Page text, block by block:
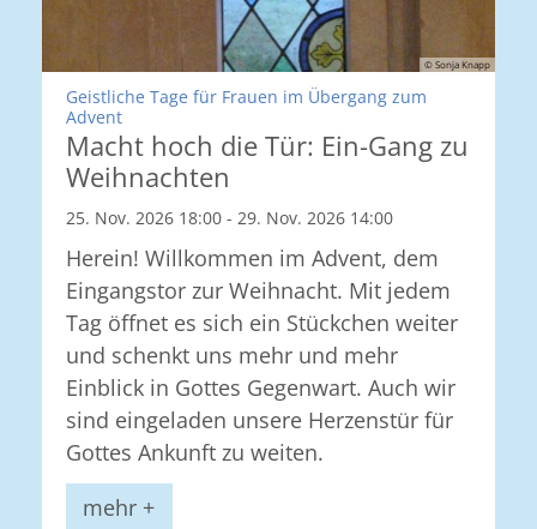
© Sonja Knapp
Geistliche Tage für Frauen im Übergang zum
Advent:
Macht hoch die Tür: Ein-Gang zu
Weihnachten
25. Nov. 2026 18:00 - 29. Nov. 2026 14:00
Herein! Willkommen im Advent, dem
Eingangstor zur Weihnacht. Mit jedem
Tag öffnet es sich ein Stückchen weiter
und schenkt uns mehr und mehr
Einblick in Gottes Gegenwart. Auch wir
sind eingeladen unsere Herzenstür für
Gottes Ankunft zu weiten.
mehr +